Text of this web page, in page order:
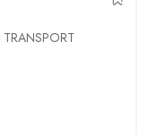
TRANSPORT